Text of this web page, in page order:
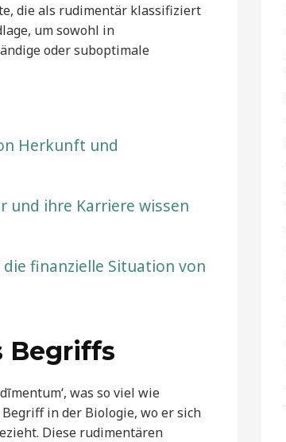
die als rudimentär klassifiziert
um sowohl in
oder suboptimale
Herkunft und
und ihre Karriere wissen
finanzielle Situation von
Begriffs
was so viel wie
Begriff in der Biologie, wo er sich
Diese rudimentären